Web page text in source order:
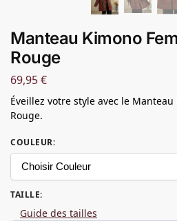
Manteau Kimono
Rouge
69,95€
Éveillez votre style avec le
Rouge.
COULEUR:
TAILLE:
Guide des tailles